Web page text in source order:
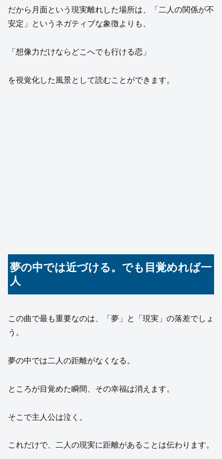
だから月面という現実離れした場所は、「二人の関係が不
安定」というネガティブな象徴よりも、
「想像力だけならどこへでも行ける恋」
を視覚化した風景として読むことができます。
夢の中では近づける。でも目覚めれば一
人
この曲で最も重要なのは、「夢」と「現実」の落差でしょ
う。
夢の中では二人の距離がなくなる。
ところが目覚めた瞬間、その幸福は消えます。
そこで主人公は泣く。
これだけで、二人の現実に距離があることは伝わります。